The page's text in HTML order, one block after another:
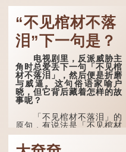
自己虽贵为读书人，但一直
未能考取功名，仍然贫困，
感到十分落泊。于是，道士
拿出一个青瓷枕头，让卢姓
书生睡一睡，便能满足他希
望得到荣华富贵的愿望。
这时，...
“不见棺材不落
泪”下一句是？
电视剧里，反派威胁主
角时总爱丢下一句「不见棺
材不落泪」，然后便是折磨
与威逼。这句俗语家喻户
晓，但它背后藏着怎样的故
事呢？
「不见棺材不落泪」的
原句，有说法是「不见棺材
不下泪」或「不见亲棺不下
泪」，出自明朝兰陵笑笑生